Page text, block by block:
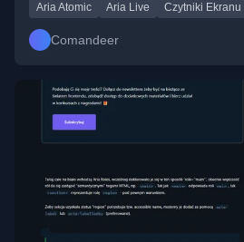
Aria Atomic Aria Live Czytniki Ekranu
Comandeer